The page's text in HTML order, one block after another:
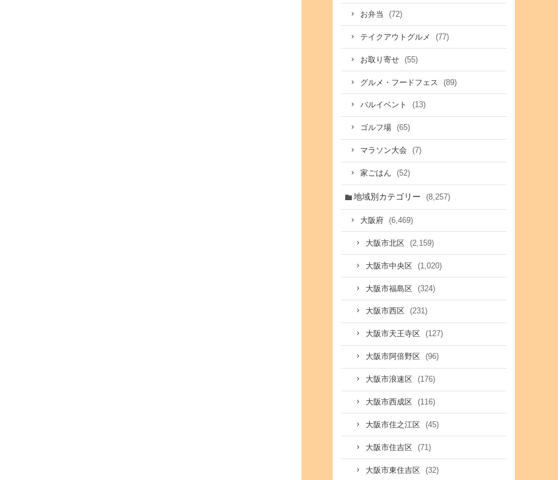
お弁当 (72)
テイクアウトグルメ (77)
お取り寄せ (55)
グルメ・フードフェス (89)
バルイベント (13)
ゴルフ場 (65)
マラソン大会 (7)
家ごはん (52)
地域別カテゴリー (8,257)
大阪府 (6,469)
大阪市北区 (2,159)
大阪市中央区 (1,020)
大阪市福島区 (324)
大阪市西区 (231)
大阪市天王寺区 (127)
大阪市阿倍野区 (96)
大阪市浪速区 (176)
大阪市西成区 (116)
大阪市住之江区 (45)
大阪市住吉区 (71)
大阪市東住吉区 (32)